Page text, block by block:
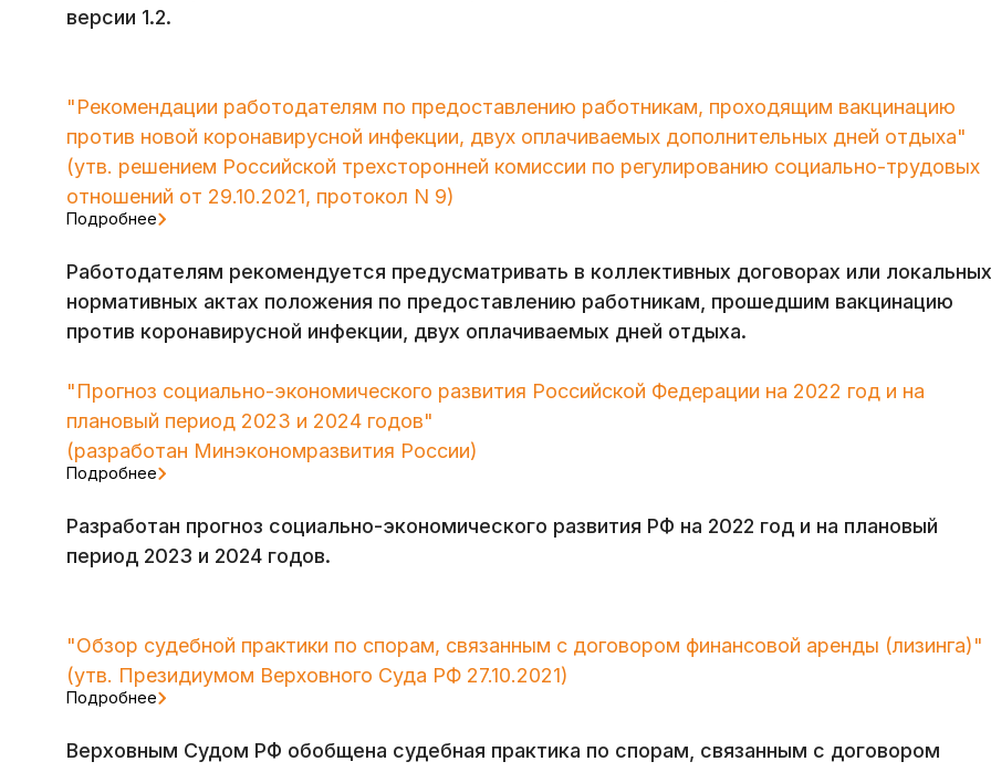
версии 1.2.
"Рекомендации работодателям по предоставлению работникам, проходящим вакцинацию
против новой коронавирусной инфекции, двух оплачиваемых дополнительных дней отдыха"
(утв. решением Российской трехсторонней комиссии по регулированию социально-трудовых
отношений от 29.10.2021, протокол N 9)
Подробнее
Работодателям рекомендуется предусматривать в коллективных договорах или локальных
нормативных актах положения по предоставлению работникам, прошедшим вакцинацию
против коронавирусной инфекции, двух оплачиваемых дней отдыха.
"Прогноз социально-экономического развития Российской Федерации на 2022 год и на
плановый период 2023 и 2024 годов"
(разработан Минэкономразвития России)
Подробнее
Разработан прогноз социально-экономического развития РФ на 2022 год и на плановый
период 2023 и 2024 годов.
"Обзор судебной практики по спорам, связанным с договором финансовой аренды (лизинга)"
(утв. Президиумом Верховного Суда РФ 27.10.2021)
Подробнее
Верховным Судом РФ обобщена судебная практика по спорам, связанным с договором